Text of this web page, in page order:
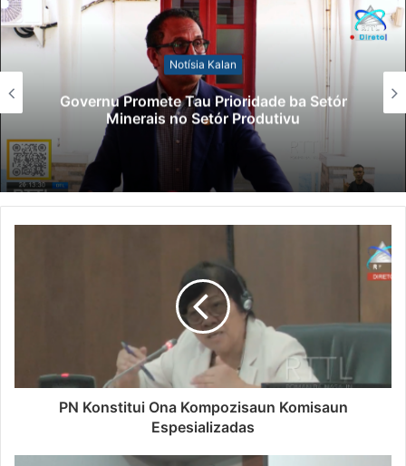
Notísia Kalan
Governu Promete Tau Prioridade ba Setór
Minerais no Setór Produtivu
PN Konstitui Ona Kompozisaun Komisaun
Espesializadas